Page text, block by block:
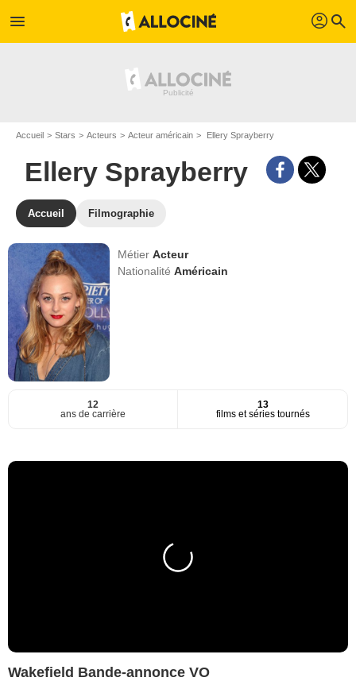
menu profil search
Accueil Stars Acteurs Acteur américain Ellery Sprayberry
Ellery Sprayberry
Accueil Filmographie
MétierActeur
NationalitéAméricain
12
ans de carrière
13
films et séries tournés
Wakefield Bande-annonce VO